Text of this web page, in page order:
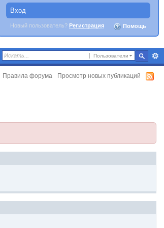
Вход
Новый пользователь? Регистрация Помощь
Пользователи
Правила форума Просмотр новых публикаций